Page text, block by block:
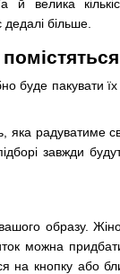
й велика
більше.
буде пакувати
яка радуватиме
завжди
образу.
можна
на кнопку або